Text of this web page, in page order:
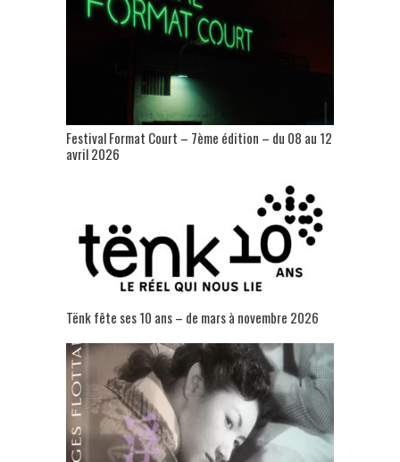
Festival Format Court – 7ème édition – du 08 au 12
avril 2026
Tënk fête ses 10 ans – de mars à novembre 2026